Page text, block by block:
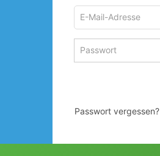
Adresse
zum
Anmelden
Passwort vergessen?